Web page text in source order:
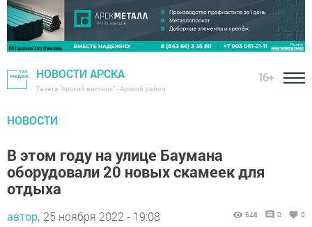
НОВОСТИ АРСКА
Газета "Арский вестник" - Арский район
16+
НОВОСТИ
В этом году на улице Баумана
оборудовали 20 новых скамеек для
отдыха
автор, 25 ноября 2022 - 19:08 648 0 0